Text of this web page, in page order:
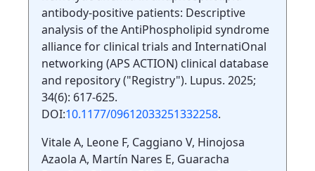
antibody-positive patients: Descriptive
analysis of the AntiPhospholipid syndrome
alliance for clinical trials and InternatiOnal
networking (APS ACTION) clinical database
and repository ("Registry"). Lupus. 2025;
34(6): 617-625.
DOI:10.1177/09612033251332258.
Vitale A, Leone F, Caggiano V, Hinojosa
Azaola A, Martín Nares E, Guaracha